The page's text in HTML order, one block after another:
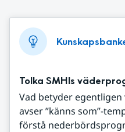
Tolka SMHIs
Vad betyder egentligen
avser ”känns som”-
förstå